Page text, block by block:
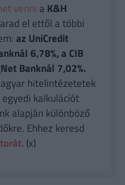
venni a K&H
el ettől a többi
az UniCredit
6,78%, a CIB
Banknál 7,02%.
hitelintézetetek
kalkulációt
alapján különböző
Ehhez keresd
(x)